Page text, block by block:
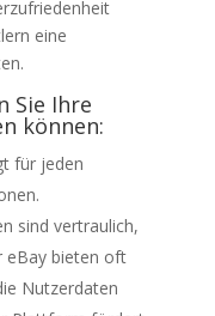
eine
Sie Ihre
können:
für jeden
sind vertraulich,
eBay bieten oft
Nutzerdaten